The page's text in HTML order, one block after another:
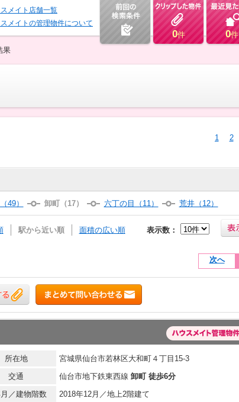
メイト店舗一覧
メイトの管理物件について
0件 0件
果
1 2
49） 卸町（17） 六丁の目（11） 荒井（12）
駅から近い順 面積の広い順 表示数：
次へ
所在地
宮城県仙台市若林区大和町４丁目15-3
交通
仙台市地下鉄東西線 卸町 徒歩6分
／建物階数
2018年12月／地上2階建て